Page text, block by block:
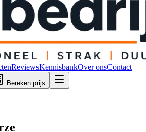
ReviewsKennisbankOver onsContact
Bereken prijs